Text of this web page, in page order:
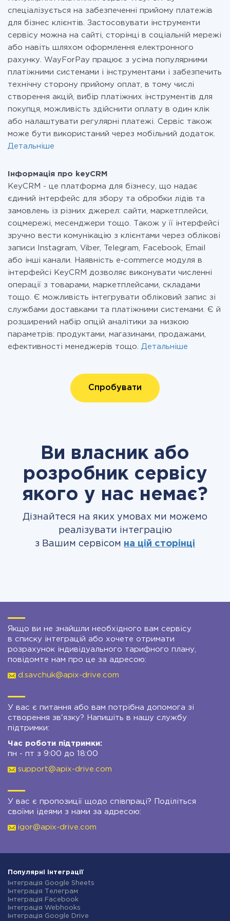
спеціалізується на забезпеченні прийому платежів
для бізнес клієнтів. Застосовувати інструменти
сервісу можна на сайті, сторінці в соціальній мережі
або навіть шляхом оформлення електронного
рахунку. WayForPay працює з усіма популярними
платіжними системами і інструментами і забезпечить
технічну сторону прийому оплат, в тому числі
створення акцій, вибір платіжних інструментів для
покупця, можливість здійснити оплату в один клік
або налаштувати регулярні платежі. Сервіс також
може бути використаний через мобільний додаток.
Детальніше
Інформація про keyCRM
KeyCRM - це платформа для бізнесу, що надає
єдиний інтерфейс для збору та обробки лідів та
замовлень із різних джерел: сайти, маркетплейси,
соцмережі, месенджери тощо. Також у її інтерфейсі
зручно вести комунікацію з клієнтами через облікові
записи Instagram, Viber, Telegram, Facebook, Email
або інші канали. Наявність e-commerce модуля в
інтерфейсі KeyCRM дозволяє виконувати численні
операції з товарами, маркетплейсами, складами
тощо. Є можливість інтегрувати обліковий запис зі
службами доставками та платіжними системами. Є й
розширений набір опцій аналітики за низкою
параметрів: продуктами, магазинами, продажами,
ефективності менеджерів тощо. Детальніше
Спробувати
Ви власник або
розробник сервісу
якого у нас немає?
Дізнайтеся на яких умовах ми можемо
реалізувати інтеграцію
з Вашим сервісом на цій сторінці
Якщо ви не знайшли необхідного вам сервісу
в списку інтеграцій або хочете отримати
розрахунок індивідуального тарифного плану,
повідомте нам про це за адресою:
d.savchuk@apix-drive.com
У вас є питання або вам потрібна допомога зі
створення зв'язку? Напишіть в нашу службу
підтримки:
Час роботи підтримки:
пн - пт з 9:00 до 18:00
support@apix-drive.com
У вас є пропозиції щодо співпраці? Поділіться
своїми ідеями з нами за адресою:
igor@apix-drive.com
Популярні інтеграції
Інтеграція Google Sheets
Інтеграція Телеграм
Інтеграція Facebook
Інтеграція Webhooks
Інтеграція Google Drive